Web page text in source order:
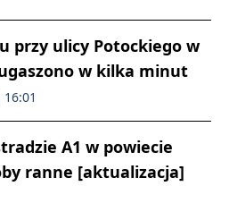
przy ulicy Potockiego w
w kilka minut
A1 w powiecie
ranne [aktualizacja]